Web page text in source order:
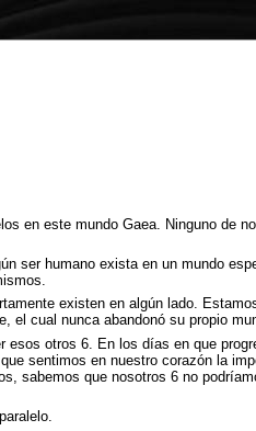
en este mundo Gaea. Ninguno de
ser humano exista en un mundo
existen en algún lado.
el cual nunca abandonó su propio
otros 6. En los días en que
sentimos en nuestro corazón la
sabemos que nosotros 6 no